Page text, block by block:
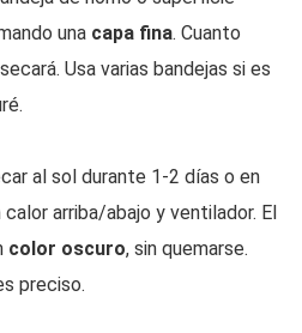
una capa fina. Cuanto
Usa varias bandejas si es
al sol durante 1-2 días o en
calor arriba/abajo y ventilador. El
color oscuro, sin quemarse.
preciso.